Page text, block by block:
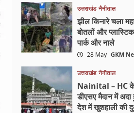
उत्तराखंड नैनीताल
झील किनारे चला
बोतलों और
पार्क और नाले
28 May GKM
उत्तराखंड नैनीताल
Nainital – HC
डीएसए मैदान में
देश में खुशहाली की